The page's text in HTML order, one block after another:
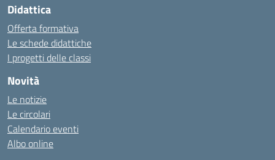
Didattica
Offerta formativa
Le schede didattiche
I progetti delle classi
Novità
Le notizie
Le circolari
Calendario eventi
Albo online